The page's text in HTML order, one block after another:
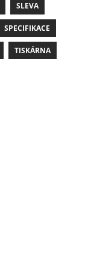
SLEVA
SPECIFIKACE
TISKÁRNA